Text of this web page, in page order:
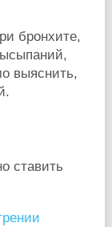
бронхите,
выяснить,